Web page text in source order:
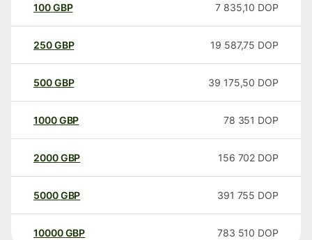
100GBP 7 835,10 DOP
250GBP 19 587,75 DOP
500GBP 39 175,50 DOP
1000GBP 78 351 DOP
2000GBP 156 702 DOP
5000GBP 391 755 DOP
10000 GBP 783 510 DOP